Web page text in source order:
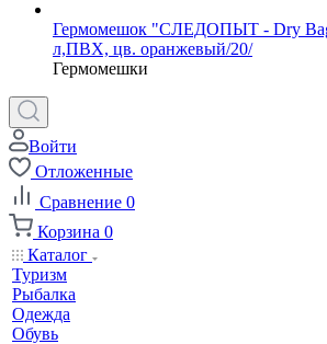
Гермомешок "СЛЕДОПЫТ - Dry
л,ПВХ, цв. оранжевый/20/
Гермомешки
Войти
Отложенные
Сравнение 0
Корзина 0
Каталог
Туризм
Рыбалка
Одежда
Обувь